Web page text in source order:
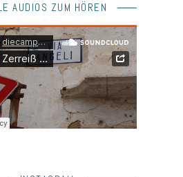
AUDIOS ZUM HÖREN